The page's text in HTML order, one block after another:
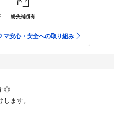
紛失補償有
マ安心・安全への取り組み
◎
ます。